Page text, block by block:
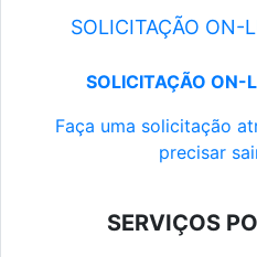
SOLICITAÇÃO ON-
SOLICITAÇÃO ON-
Faça uma solicitação
precisar
SERVIÇOS